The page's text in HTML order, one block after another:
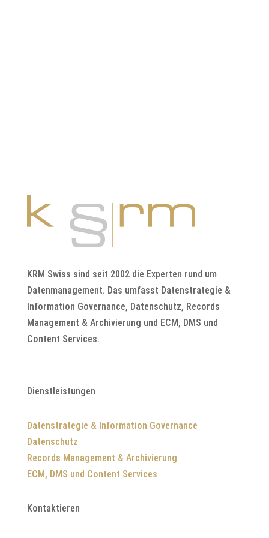
KRM Swiss sind seit 2002 die Experten rund um
Datenmanagement. Das umfasst Datenstrategie &
Information Governance, Datenschutz, Records
Management & Archivierung und ECM, DMS und
Content Services.
Dienstleistungen
Datenstrategie & Information Governance
Datenschutz
Records Management & Archivierung
ECM, DMS und Content Services
Kontaktieren